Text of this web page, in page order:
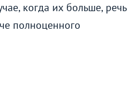
когда их больше, речь
полноценного